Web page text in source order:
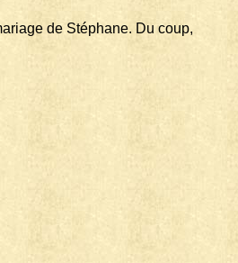
de Stéphane. Du coup,